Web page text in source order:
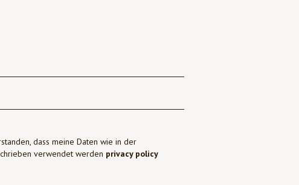
dass meine Daten wie in der
verwendet werden privacy policy